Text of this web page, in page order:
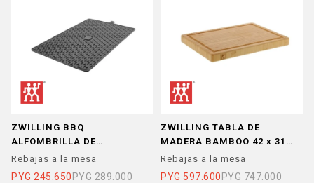
ZWILLING BBQ
ALFOMBRILLA DE
PROTECCION 45x31
Rebajas a la mesa
PYG 245.650PYG 289.000
ZWILLING TABLA DE
MADERA BAMBOO 42 x 31
cm
Rebajas a la mesa
PYG 597.600PYG 747.000